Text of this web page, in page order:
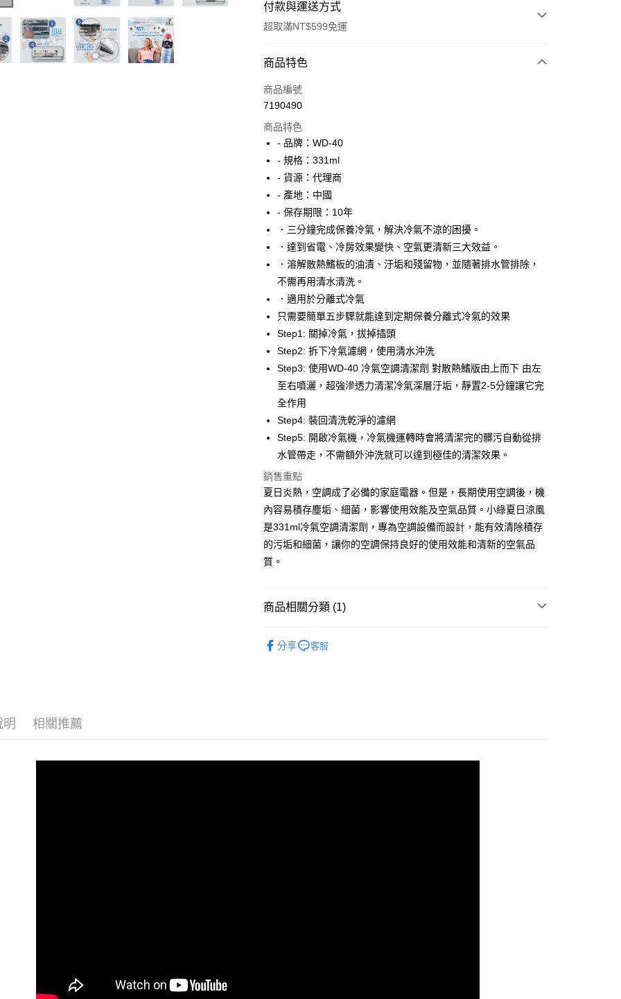
付款與運送方式
超取滿NT$599免運
付款方式
信用卡一次付款
悠遊付
運送方式
全家取貨付款
每筆NT$60，滿NT$599(含以上)免運費
付款後全家取貨
每筆NT$60，滿NT$599(含以上)免運費
7-11取貨付款
每筆NT$60，滿NT$599(含以上)免運費
付款後7-11取貨
每筆NT$60，滿NT$599(含以上)免運費
宅配
每筆NT$120，滿NT$1,599(含以上)免運費
商品特色
商品編號
7190490
商品特色
- 品牌：WD-40
- 規格：331ml
- 貨源：代理商
- 產地：中國
- 保存期限：10年
．三分鐘完成保養冷氣，解決冷氣不涼的困擾。
．達到省電、冷房效果變快、空氣更清新三大效益。
．溶解散熱鰭板的油漬、汙垢和殘留物，並隨著排水管排除，
不需再用清水清洗。
．適用於分離式冷氣
只需要簡單五步驟就能達到定期保養分離式冷氣的效果
Step1: 關掉冷氣，拔掉插頭
Step2: 拆下冷氣濾網，使用清水沖洗
Step3: 使用WD-40 冷氣空調清潔劑 對散熱鰭版由上而下 由左
至右噴灑，超強滲透力清潔冷氣深層汙垢，靜置2-5分鐘讓它完
全作用
Step4: 裝回清洗乾淨的濾網
Step5: 開啟冷氣機，冷氣機運轉時會將清潔完的髒污自動從排
水管帶走，不需額外沖洗就可以達到極佳的清潔效果。
銷售重點
夏日炎熱，空調成了必備的家庭電器。但是，長期使用空調後，機
內容易積存塵垢、細菌，影響使用效能及空氣品質。小綠夏日涼風
是331ml冷氣空調清潔劑，專為空調設備而設計，能有效清除積存
的污垢和細菌，讓你的空調保持良好的使用效能和清新的空氣品
質。
商品相關分類 (1)
分享
客服
明 相關推薦